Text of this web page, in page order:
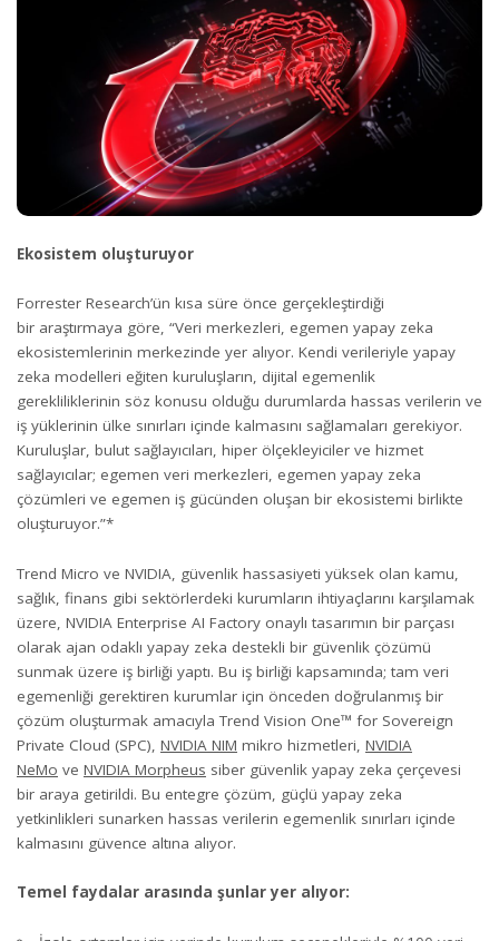
Ekosistem oluşturuyor
Forrester Research’ün kısa süre önce gerçekleştirdiği
bir araştırmaya göre, “Veri merkezleri, egemen yapay zeka
ekosistemlerinin merkezinde yer alıyor. Kendi verileriyle yapay
zeka modelleri eğiten kuruluşların, dijital egemenlik
gerekliliklerinin söz konusu olduğu durumlarda hassas verilerin ve
iş yüklerinin ülke sınırları içinde kalmasını sağlamaları gerekiyor.
Kuruluşlar, bulut sağlayıcıları, hiper ölçekleyiciler ve hizmet
sağlayıcılar; egemen veri merkezleri, egemen yapay zeka
çözümleri ve egemen iş gücünden oluşan bir ekosistemi birlikte
oluşturuyor.”*
Trend Micro ve NVIDIA, güvenlik hassasiyeti yüksek olan kamu,
sağlık, finans gibi sektörlerdeki kurumların ihtiyaçlarını karşılamak
üzere, NVIDIA Enterprise AI Factory onaylı tasarımın bir parçası
olarak ajan odaklı yapay zeka destekli bir güvenlik çözümü
sunmak üzere iş birliği yaptı. Bu iş birliği kapsamında; tam veri
egemenliği gerektiren kurumlar için önceden doğrulanmış bir
çözüm oluşturmak amacıyla Trend Vision One™ for Sovereign
Private Cloud (SPC), NVIDIA NIM mikro hizmetleri, NVIDIA
NeMo ve NVIDIA Morpheus siber güvenlik yapay zeka çerçevesi
bir araya getirildi. Bu entegre çözüm, güçlü yapay zeka
yetkinlikleri sunarken hassas verilerin egemenlik sınırları içinde
kalmasını güvence altına alıyor.
Temel faydalar arasında şunlar yer alıyor: